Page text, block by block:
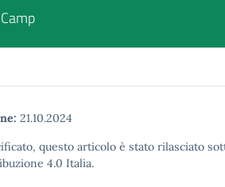
21.10.2024
questo articolo è stato rilasciato
4.0 Italia.